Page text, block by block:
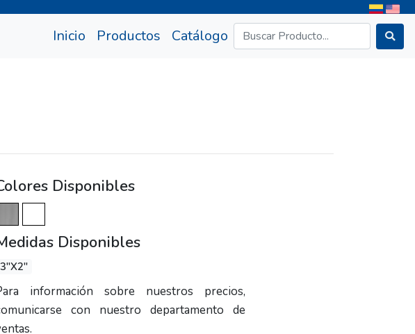
Inicio (current)
Productos Catálogo
Disponibles
Disponibles
3"X2"
información sobre nuestros precios,
con nuestro departamento de